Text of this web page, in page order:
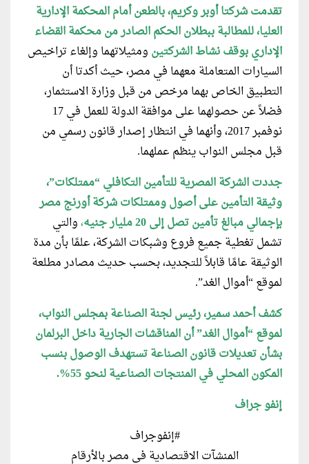
تقدمت شركتا أوبر وكريم، بالطعن أمام المحكمة الإدارية
العليا، للمطالبة ببطلان الحكم الصادر من محكمة القضاء
الإداري بوقف نشاط الشركتين ومثيلاتهما وإلغاء تراخيص
السيارات المتعاملة معهما في مصر، حيث أكدتا أن
التطبيق الخاص بهما مرخص من قبل وزارة الاستثمار،
فضلاً عن حصولهما على موافقة الدولة للعمل في 17
نوفمبر 2017، وأنهما في انتظار إصدار قانون رسمي من
قبل مجلس النواب ينظم عملهما.
جددت الشركة المصرية للتأمين التكافلي “ممتلكات”،
وثيقة التأمين على أصول وممتلكات شركة أورنج مصر
بإجمالي مبالغ تأمين تصل إلى 20 مليار جنيه
،والتي
تشمل تغطية جميع فروع وشبكات الشركة، علمًا بأن مدة
الوثيقة عامًا قابلاً للتجديد، بحسب حديث مصادر مطلعة
لموقع “أموال الغد”.
كشف أحمد سمير، رئيس لجنة الصناعة بمجلس النواب،
لموقع “أموال الغد” أن المناقشات الجارية داخل البرلمان
بشأن تعديلات قانون الصناعة تستهدف الوصول بنسب
المكون المحلي في المنتجات الصناعية لنحو 55%.
إنفو جراف
#إنفوجراف
المنشآت الاقتصادية في مصر بالأرقام